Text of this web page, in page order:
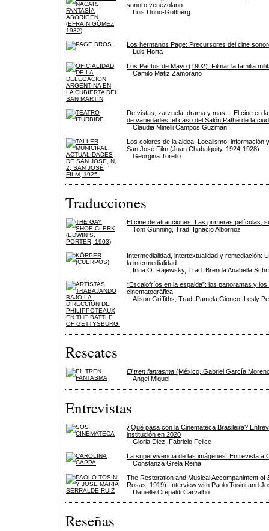
sonoro venezolano
Luis Duno-Gottberg
Los hermanos Page: Precursores del cine
Luis Horta
Los Pactos de Mayo (1902): Filmar la familia
Camilo Matiz Zamorano
De vistas, zarzuela, drama y mas… El cine en
de variedades: el caso del Salón Pathé de la
Claudia Minelli Campos Guzmán
Los colores de la aldea. Localismo, información
San José Film (Juan Chabalgoity, 1924-1928)
Georgina Torello
Traducciones
El cine de atracciones: Las primeras películas,
Tom Gunning, Trad. Ignacio Albornoz
Intermedialidad, intertextualidad y remediación:
la intermedialidad
Irina O. Rajewsky, Trad. Brenda Anabella
“Escalofríos en la espalda”: los panoramas y
cinematográfica
Alison Griffiths, Trad. Pamela Gionco, Lesly
Rescates
El tren fantasma (México, Gabriel García
Angel Miquel
Entrevistas
¿Qué pasa con la Cinemateca Brasileira?
institución en 2020
Gloria Diez, Fabricio Felice
La supervivencia de las imágenes. Entrevista a
Constanza Grela Reina
The Restoration and Musical Accompaniment of
Rosas, 1919). Interview with Paolo Tosini and
Danielle Crepaldi Carvalho
Reseñas